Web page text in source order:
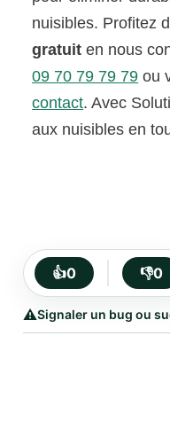
nuisibles. Profitez
gratuit en nous
09 70 79 79 79 ou
contact. Avec
aux nuisibles en
👍0 👎0
⚠️Signaler un bug ou